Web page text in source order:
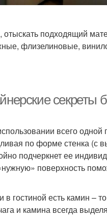
подходящий
флизелиновые,
секреты
всего одной
по форме стенка (с
подчеркнет ее
поверхность
в гостиной есть камин –
и камина всегда